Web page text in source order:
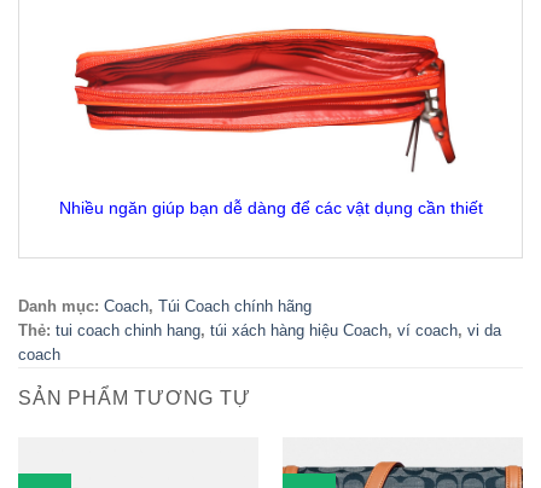
Nhiều ngăn giúp bạn dễ dàng để các vật dụng cần thiết
Danh mục: Coach, Túi Coach chính hãng
Thẻ: tui coach chinh hang, túi xách hàng hiệu Coach, ví coach, vi da
coach
SẢN PHẨM TƯƠNG TỰ